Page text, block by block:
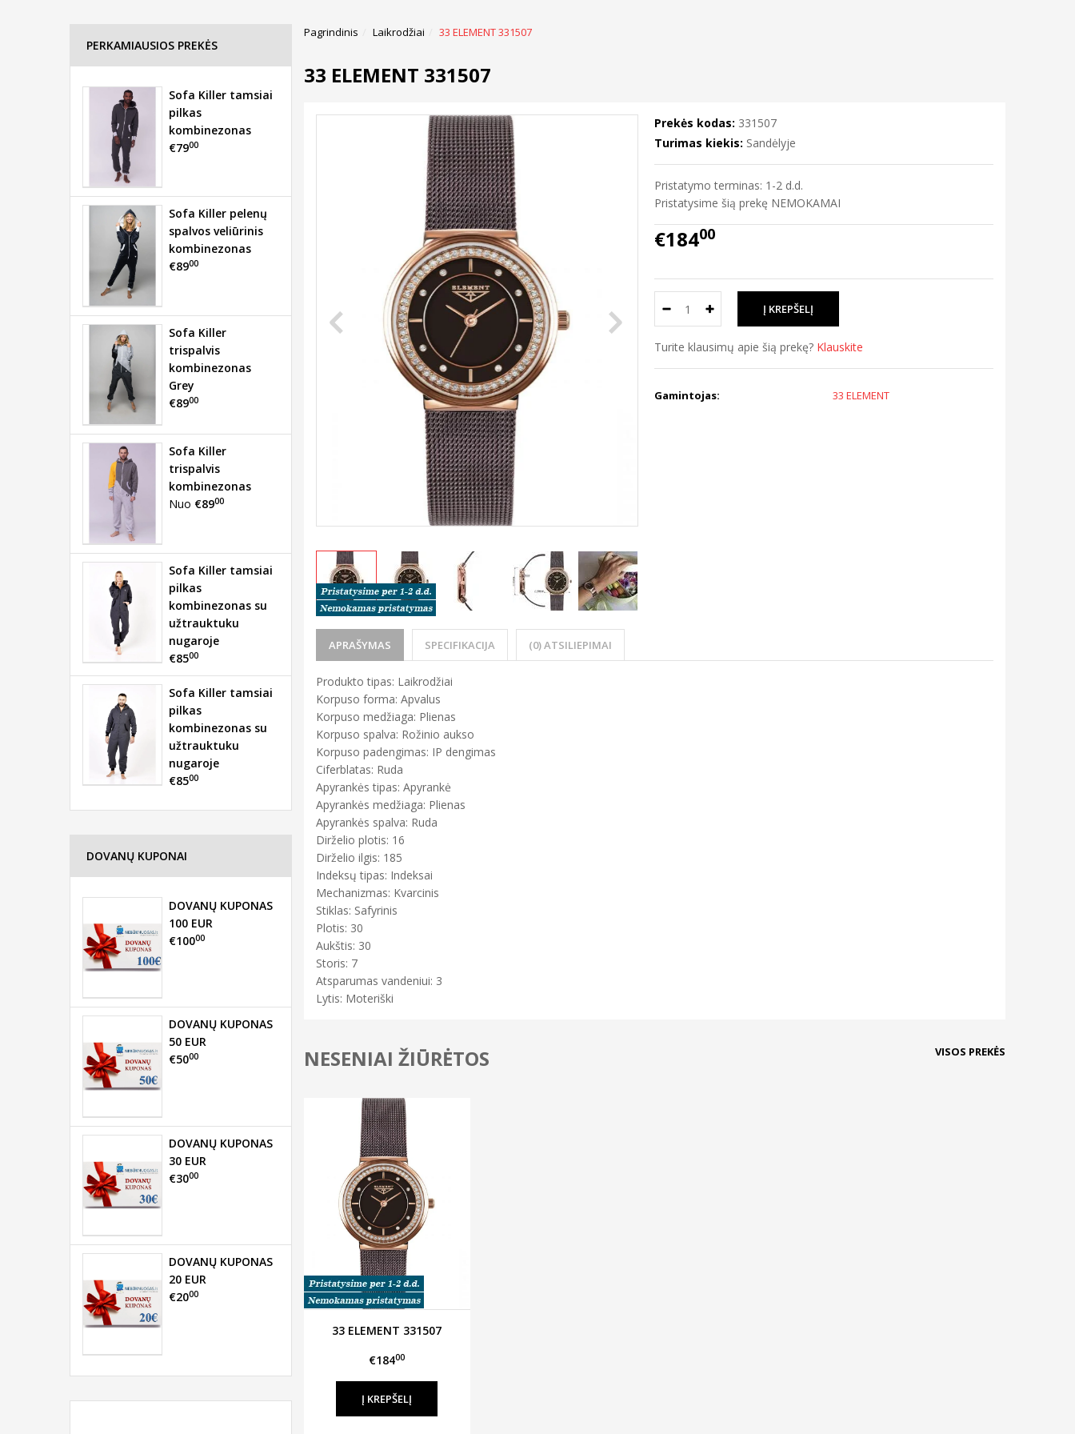
Pagrindinis Laikrodžiai 33 ELEMENT 331507
33 ELEMENT 331507
Prekės kodas: 331507
Turimas kiekis: Sandėlyje
Pristatymo terminas: 1-2 d.d.
Pristatysime šią prekę NEMOKAMAI
€18400
Turite klausimų apie šią prekę? Klauskite
Gamintojas: 33 ELEMENT
APRAŠYMAS SPECIFIKACIJA (0) ATSILIEPIMAI
Produkto tipas: Laikrodžiai
Korpuso forma: Apvalus
Korpuso medžiaga: Plienas
Korpuso spalva: Rožinio aukso
Korpuso padengimas: IP dengimas
Ciferblatas: Ruda
Apyrankės tipas: Apyrankė
Apyrankės medžiaga: Plienas
Apyrankės spalva: Ruda
Dirželio plotis: 16
Dirželio ilgis: 185
Indeksų tipas: Indeksai
Mechanizmas: Kvarcinis
Stiklas: Safyrinis
Plotis: 30
Aukštis: 30
Storis: 7
Atsparumas vandeniui: 3
Lytis: Moteriški
NESENIAI ŽIŪRĖTOS VISOS PREKĖS
33 ELEMENT 331507
€18400
PERKAMIAUSIOS PREKĖS
Sofa Killer tamsiai
pilkas
kombinezonas
€7900
Sofa Killer pelenų
spalvos veliūrinis
kombinezonas
€8900
Sofa Killer
trispalvis
kombinezonas
Grey
€8900
Sofa Killer
trispalvis
kombinezonas
Nuo €8900
Sofa Killer tamsiai
pilkas
kombinezonas su
užtrauktuku
nugaroje
€8500
Sofa Killer tamsiai
pilkas
kombinezonas su
užtrauktuku
nugaroje
€8500
DOVANŲ KUPONAI
DOVANŲ KUPONAS
100 EUR
€10000
DOVANŲ KUPONAS
50 EUR
€5000
DOVANŲ KUPONAS
30 EUR
€3000
DOVANŲ KUPONAS
20 EUR
€2000